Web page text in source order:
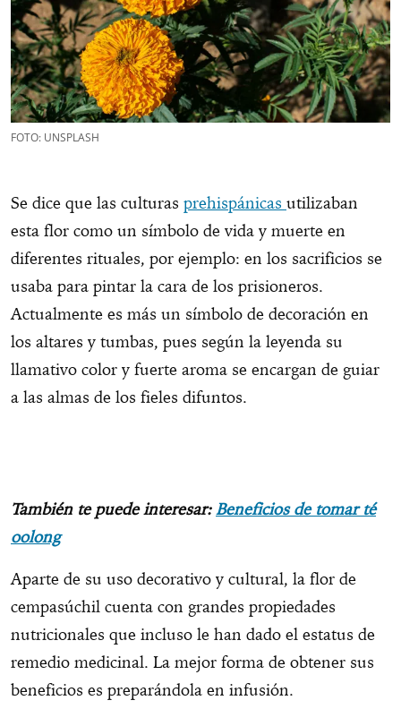
FOTO: UNSPLASH
Se dice que las culturas prehispánicas utilizaban
esta flor como un símbolo de vida y muerte en
diferentes rituales, por ejemplo: en los sacrificios se
usaba para pintar la cara de los prisioneros.
Actualmente es más un símbolo de decoración en
los altares y tumbas, pues según la leyenda su
llamativo color y fuerte aroma se encargan de guiar
a las almas de los fieles difuntos.
También te puede interesar:Beneficios de tomar té
oolong
Aparte de su uso decorativo y cultural, la flor de
cempasúchil cuenta con grandes propiedades
nutricionales que incluso le han dado el estatus de
remedio medicinal. La mejor forma de obtener sus
beneficios es preparándola en infusión.